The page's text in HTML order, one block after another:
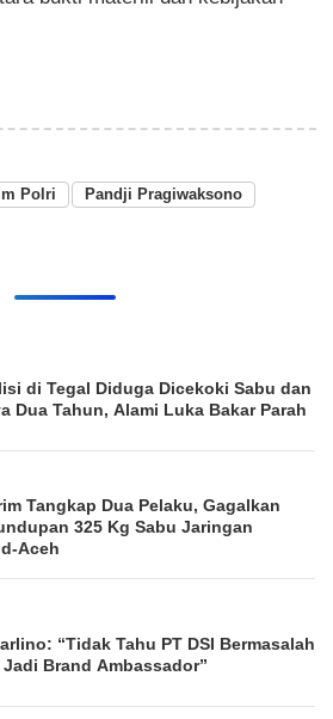
Polri
Pandji Pragiwaksono
di Tegal Diduga Dicekoki Sabu dan
Dua Tahun, Alami Luka Bakar Parah
Tangkap Dua Pelaku, Gagalkan
325 Kg Sabu Jaringan
Aceh
“Tidak Tahu PT DSI Bermasalah
Jadi Brand Ambassador”